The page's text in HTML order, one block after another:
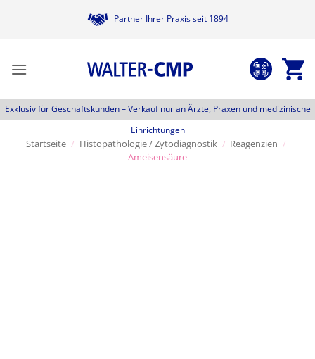
Partner Ihrer Praxis seit 1894
Exklusiv für Geschäftskunden –Verkauf nur an Ärzte, Praxen und medizinische
Einrichtungen
Startseite / Histopathologie / Zytodiagnostik / Reagenzien /
Ameisensäure